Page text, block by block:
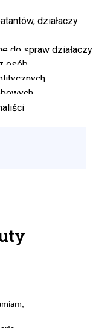
działaczy
do spraw działaczy
osób
,